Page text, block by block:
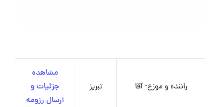
راننده و موزع- آقا تبریز
مشاهده
جزئیات و
ارسال رزومه